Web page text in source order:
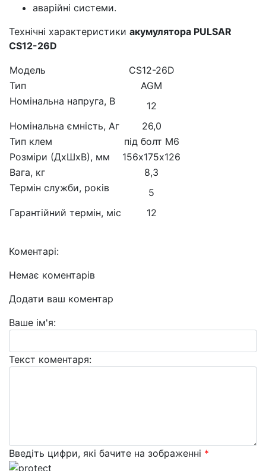
аварійні системи.
Технічні характеристики акумулятора PULSAR
CS12-26D
Модель
СS12-26D
Тип
AGM
Номінальна напруга, В
12
Номінальна ємність, Аг
26,0
Тип клем
під болт М6
Розміри (ДхШхВ), мм
156х175х126
Вага, кг
8,3
Термін служби, років
5
Гарантійний термін, міс
12
Коментарі:
Немає коментарів
Додати ваш коментар
Ваше ім'я:
Текст коментаря:
Введіть цифри, які бачите на зображенні *